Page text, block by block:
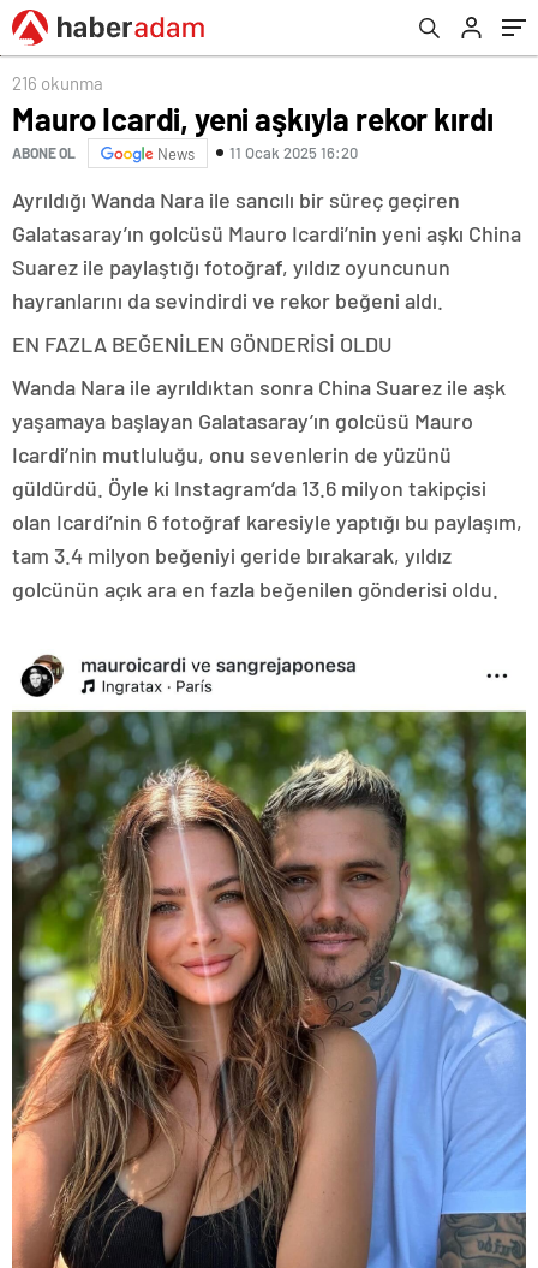
216 okunma
Mauro Icardi, yeni aşkıyla rekor kırdı
ABONE OL News 11 Ocak 2025 16:20
Ayrıldığı Wanda Nara ile sancılı bir süreç geçiren
Galatasaray’ın golcüsü Mauro Icardi’nin yeni aşkı China
Suarez ile paylaştığı fotoğraf, yıldız oyuncunun
hayranlarını da sevindirdi ve rekor beğeni aldı.
EN FAZLA BEĞENİLEN GÖNDERİSİ OLDU
Wanda Nara ile ayrıldıktan sonra China Suarez ile aşk
yaşamaya başlayan Galatasaray’ın golcüsü Mauro
Icardi’nin mutluluğu, onu sevenlerin de yüzünü
güldürdü. Öyle ki Instagram’da 13.6 milyon takipçisi
olan Icardi’nin 6 fotoğraf karesiyle yaptığı bu paylaşım,
tam 3.4 milyon beğeniyi geride bırakarak, yıldız
golcünün açık ara en fazla beğenilen gönderisi oldu.